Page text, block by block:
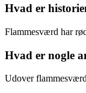
Hvad er
Flammesværd har
Hvad er nogle
Udover